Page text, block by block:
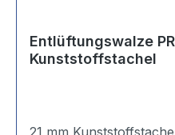
Entlüftungswalze
Kunststoffstachel
21 mm Kunststoffstachel 25-50 cm